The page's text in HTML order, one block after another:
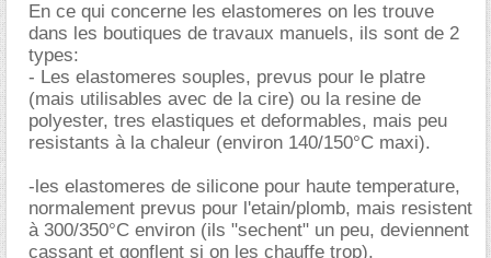
En ce qui concerne les elastomeres on les trouve
dans les boutiques de travaux manuels, ils sont de 2
types:
- Les elastomeres souples, prevus pour le platre
(mais utilisables avec de la cire) ou la resine de
polyester, tres elastiques et deformables, mais peu
resistants à la chaleur (environ 140/150°C maxi).
-les elastomeres de silicone pour haute temperature,
normalement prevus pour l'etain/plomb, mais resistent
à 300/350°C environ (ils "sechent" un peu, deviennent
cassant et gonflent si on les chauffe trop).